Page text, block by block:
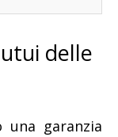
delle
una garanzia